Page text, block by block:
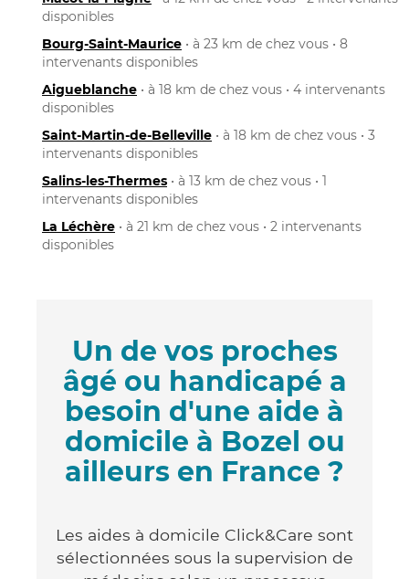
disponibles
Bourg-Saint-Maurice • à 23 km de chez vous • 8
intervenants disponibles
Aigueblanche • à 18 km de chez vous • 4 intervenants
disponibles
Saint-Martin-de-Belleville • à 18 km de chez vous • 3
intervenants disponibles
Salins-les-Thermes • à 13 km de chez vous • 1
intervenants disponibles
La Léchère • à 21 km de chez vous • 2 intervenants
disponibles
Un de vos proches
âgé ou handicapé a
besoin d'une aide à
domicile à Bozel ou
ailleurs en France ?
Les aides à domicile Click&Care sont
sélectionnées sous la supervision de